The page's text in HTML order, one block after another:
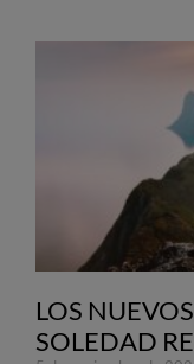
LOS
SOLEDAD